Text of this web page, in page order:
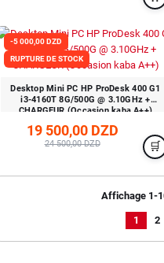
-5 000,00 DZD
RUPTURE DE STOCK
Desktop Mini PC HP ProDesk 400 G1
i3-4160T 8G/500G @ 3.10GHz +
CHARGEUR (Occasion kaba A++)
19 500,00 DZD
24 500,00 DZD
Affichage 1-
1 2